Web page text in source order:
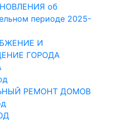
об
периоде 2025-
И
ГОРОДА
РЕМОНТ ДОМОВ